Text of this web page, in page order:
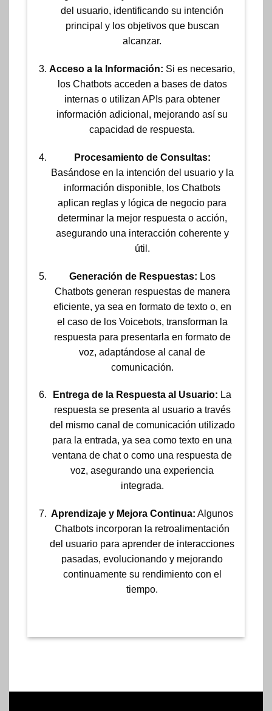
del usuario, identificando su intención
principal y los objetivos que buscan
alcanzar.
Acceso a la Información: Si es necesario,
los Chatbots acceden a bases de datos
internas o utilizan APIs para obtener
información adicional, mejorando así su
capacidad de respuesta.
Procesamiento de Consultas:
Basándose en la intención del usuario y la
información disponible, los Chatbots
aplican reglas y lógica de negocio para
determinar la mejor respuesta o acción,
asegurando una interacción coherente y
útil.
Generación de Respuestas: Los
Chatbots generan respuestas de manera
eficiente, ya sea en formato de texto o, en
el caso de los Voicebots, transforman la
respuesta para presentarla en formato de
voz,adaptándose al canal de
comunicación.
Entrega de la Respuesta al Usuario: La
respuesta se presenta al usuario a través
del mismo canal de comunicación utilizado
para la entrada, ya sea como texto en una
ventana de chat o como una respuesta de
voz, asegurando una experiencia
integrada.
Aprendizaje y Mejora Continua: Algunos
Chatbots incorporan la retroalimentación
del usuario para aprender de interacciones
pasadas, evolucionando y mejorando
continuamente su rendimiento con el
tiempo.